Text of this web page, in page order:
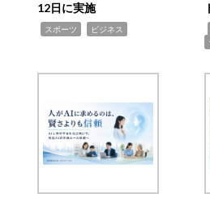
12日に実施
スポーツ ビジネス